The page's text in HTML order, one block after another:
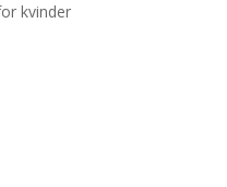
kvinder